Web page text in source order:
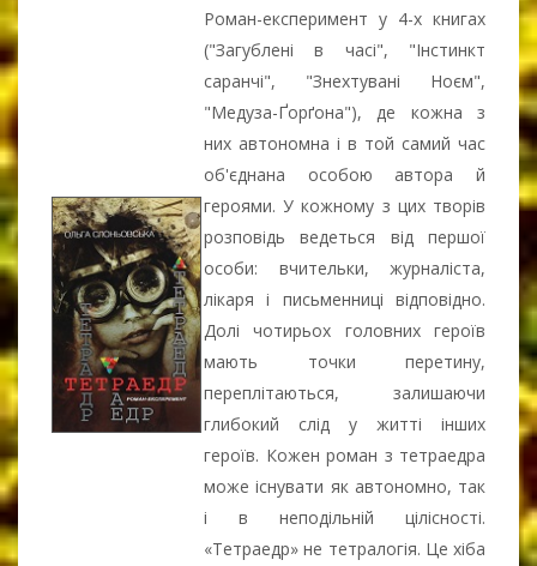
Роман-експеримент у 4-х книгах
("Загублені в часі", "Інстинкт
саранчі", "Знехтувані Ноєм",
"Медуза-Ґорґона"), де кожна з
них автономна і в той самий час
об'єднана особою автора й
героями. У кожному з цих творів
розповідь ведеться від першої
особи: вчительки, журналіста,
лікаря і письменниці відповідно.
Долі чотирьох головних героїв
мають точки перетину,
переплітаються, залишаючи
глибокий слід у житті інших
героїв. Кожен роман з тетраедра
може існувати як автономно, так
і в неподільній цілісності.
«Тетраедр» не тетралогія. Це хіба